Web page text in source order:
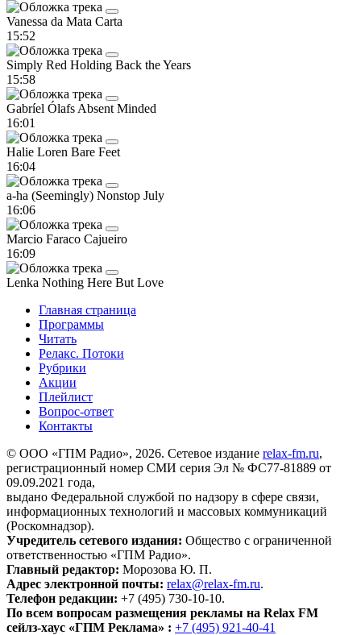
Vanessa da Mata Carta
15:52
Simply Red Holding Back the Years
15:58
Gabríel Ólafs Absent Minded
16:01
Halie Loren Bare Feet
16:04
a-ha (Seemingly) Nonstop July
16:06
Marcio Faraco Cajueiro
16:09
Lenka Nothing Here But Love
Главная страница
Программы
Читать
Релакс. Потоки
Рубрики
Акции
Плейлист
Вопрос-ответ
Контакты
© ООО «ГПМ Радио», 2026. Сетевое издание relax-fm.ru,
регистрационный номер СМИ серия Эл № ФС77-81889 от
09.09.2021 года,
выдано Федеральной службой по надзору в сфере связи,
информационных технологий и массовых коммуникаций
(Роскомнадзор).
Учредитель сетевого издания: Общество с ограниченной
ответственностью «ГПМ Радио».
Главный редактор: Морозова Ю. П.
Адрес электронной почты: relax@relax-fm.ru.
Телефон редакции: +7 (495) 730-10-10.
По всем вопросам размещения рекламы на Relax FM
сейлз-хаус «ГПМ Реклама» : +7 (495) 921-40-41